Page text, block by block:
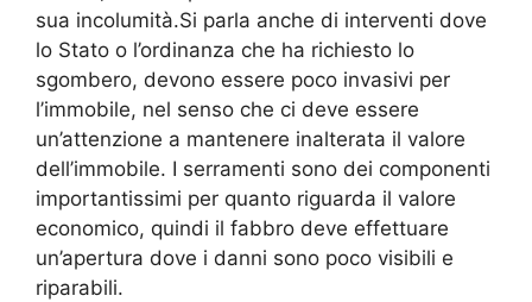
sua incolumità.Si parla anche di interventi dove
lo Stato o l’ordinanza che ha richiesto lo
sgombero, devono essere poco invasivi per
l’immobile, nel senso che ci deve essere
un’attenzione a mantenere inalterata il valore
dell’immobile. I serramenti sono dei componenti
importantissimi per quanto riguarda il valore
economico, quindi il fabbro deve effettuare
un’apertura dove i danni sono poco visibili e
riparabili.